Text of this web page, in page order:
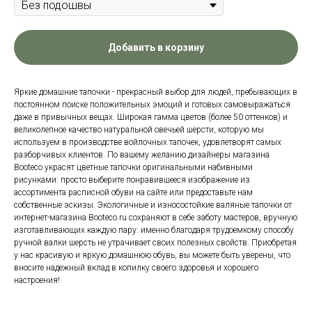
Добавить в корзину
Яркие домашние тапочки - прекрасный выбор для людей, пребывающих в
постоянном поиске положительных эмоций и готовых самовыражаться
даже в привычных вещах. Широкая гамма цветов (более 50 оттенков) и
великолепное качество натуральной овечьей шерсти, которую мы
используем в производстве войлочных тапочек, удовлетворят самых
разборчивых клиентов. По вашему желанию дизайнеры магазина
Booteco украсят цветные тапочки оригинальными набивными
рисунками: просто выберите понравившееся изображение из
ассортимента расписной обуви на сайте или предоставьте нам
собственные эскизы. Экологичные и износостойкие валяные тапочки от
интернет-магазина Booteco.ru сохраняют в себе заботу мастеров, вручную
изготавливающих каждую пару: именно благодаря трудоемкому способу
ручной валки шерсть не утрачивает своих полезных свойств. Приобретая
у нас красивую и яркую домашнюю обувь, вы можете быть уверены, что
вносите надежный вклад в копилку своего здоровья и хорошего
настроения!